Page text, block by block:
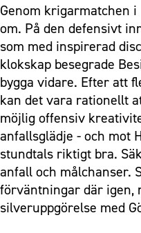
Genom krigarmatchen
om. På den defensivt
som med inspirerad
klokskap besegrade
bygga vidare. Efter att
kan det vara rationellt
möjlig offensiv
anfallsglädje - och mot
stundtals riktigt bra.
anfall och målchanser.
förväntningar där igen,
silveruppgörelse med